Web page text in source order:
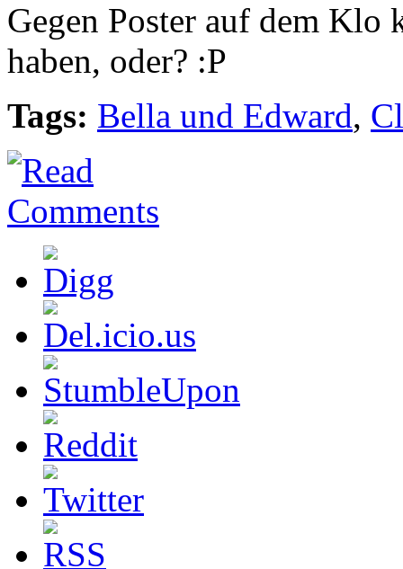
Gegen Poster auf dem Klo
haben, oder? :P
Tags: Bella und Edward,